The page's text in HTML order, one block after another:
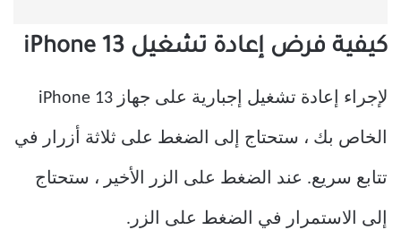
كيفية فرض إعادة تشغيل iPhone 13
لإجراء إعادة تشغيل إجبارية على جهاز iPhone 13
الخاص بك ، ستحتاج إلى الضغط على ثلاثة أزرار في
تتابع سريع. عند الضغط على الزر الأخير ، ستحتاج
إلى الاستمرار في الضغط على الزر.